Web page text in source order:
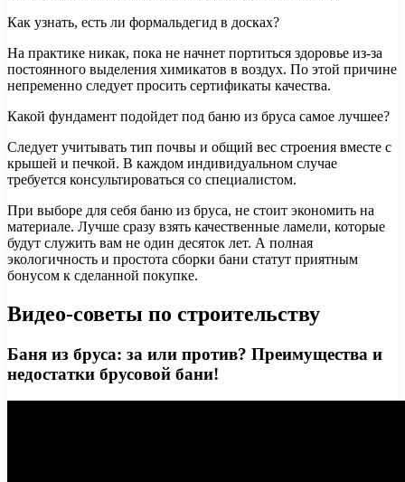
Как узнать, есть ли формальдегид в досках?
На практике никак, пока не начнет портиться здоровье из-за
постоянного выделения химикатов в воздух. По этой причине
непременно следует просить сертификаты качества.
Какой фундамент подойдет под баню из бруса самое лучшее?
Следует учитывать тип почвы и общий вес строения вместе с
крышей и печкой. В каждом индивидуальном случае
требуется консультироваться со специалистом.
При выборе для себя баню из бруса, не стоит экономить на
материале. Лучше сразу взять качественные ламели, которые
будут служить вам не один десяток лет. А полная
экологичность и простота сборки бани статут приятным
бонусом к сделанной покупке.
Видео-советы по строительству
Баня из бруса: за или против? Преимущества и
недостатки брусовой бани!